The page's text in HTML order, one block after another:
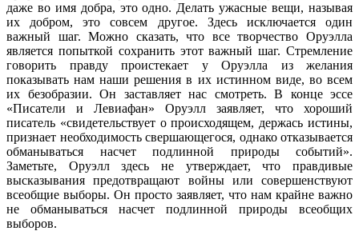
даже во имя добра, это одно. Делать ужасные вещи, называя
их добром, это совсем другое. Здесь исключается один
важный шаг. Можно сказать, что все творчество Оруэлла
является попыткой сохранить этот важный шаг. Стремление
говорить правду проистекает у Оруэлла из желания
показывать нам наши решения в их истинном виде, во всем
их безобразии. Он заставляет нас смотреть. В конце эссе
«Писатели и Левиафан» Оруэлл заявляет, что хороший
писатель «свидетельствует о происходящем, держась истины,
признает необходимость свершающегося, однако отказывается
обманываться насчет подлинной природы событий».
Заметьте, Оруэлл здесь не утверждает, что правдивые
высказывания предотвращают войны или совершенствуют
всеобщие выборы. Он просто заявляет, что нам крайне важно
не обманываться насчет подлинной природы всеобщих
выборов.